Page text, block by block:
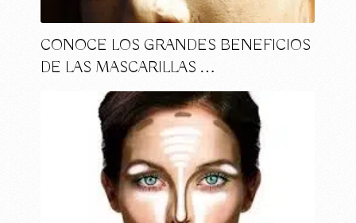
CONOCE LOS GRANDES BENEFICIOS
DE LAS MASCARILLAS …